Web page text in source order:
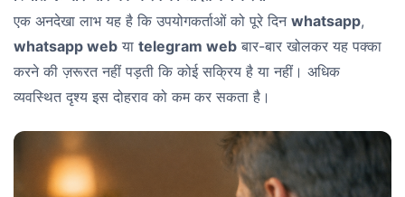
एक अनदेखा लाभ यह है कि उपयोगकर्ताओं को पूरे दिन whatsapp,
whatsapp web या telegram web बार-बार खोलकर यह पक्का
करने की ज़रूरत नहीं पड़ती कि कोई सक्रिय है या नहीं। अधिक
व्यवस्थित दृश्य इस दोहराव को कम कर सकता है।